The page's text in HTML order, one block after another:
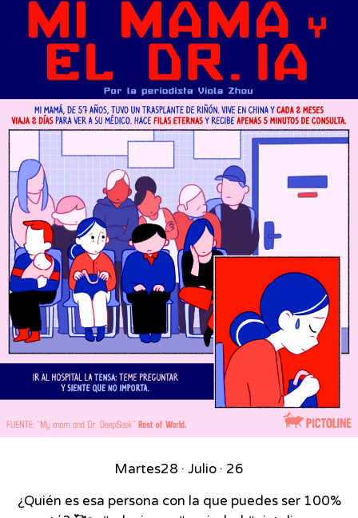
Martes28 · Julio · 26
¿Quién es esa persona con la que puedes ser 100%